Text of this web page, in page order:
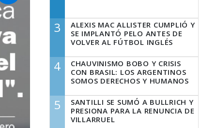
3
ALEXIS MAC ALLISTER CUMPLIÓ Y
SE IMPLANTÓ PELO ANTES DE
VOLVER AL FÚTBOL INGLÉS
4
CHAUVINISMO BOBO Y CRISIS
CON BRASIL: LOS ARGENTINOS
SOMOS DERECHOS Y HUMANOS
5
SANTILLI SE SUMÓ A BULLRICH Y
PRESIONA PARA LA RENUNCIA DE
VILLARRUEL